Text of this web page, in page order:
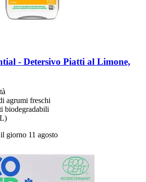
-​ Detersivo Piatti al Limone,
agrumi freschi
biodegradabili
giorno 11 agosto